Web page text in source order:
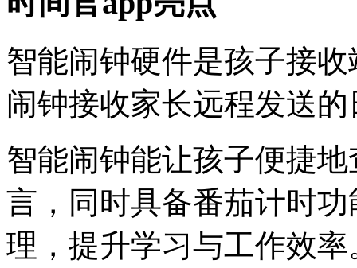
智能闹钟硬件是孩子接
闹钟接收家长远程发送
智能闹钟能让孩子便捷
言，同时具备番茄计时
理，提升学习与工作效率